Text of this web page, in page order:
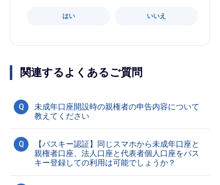
はい いいえ
関連するよくあるご質問
Q
未成年口座開設時の親権者の申告内容について
教えてください
Q
【パスキー認証】同じスマホから未成年口座と
親権者口座、法人口座と代表者個人口座をパス
キー登録しての利用は可能でしょうか？